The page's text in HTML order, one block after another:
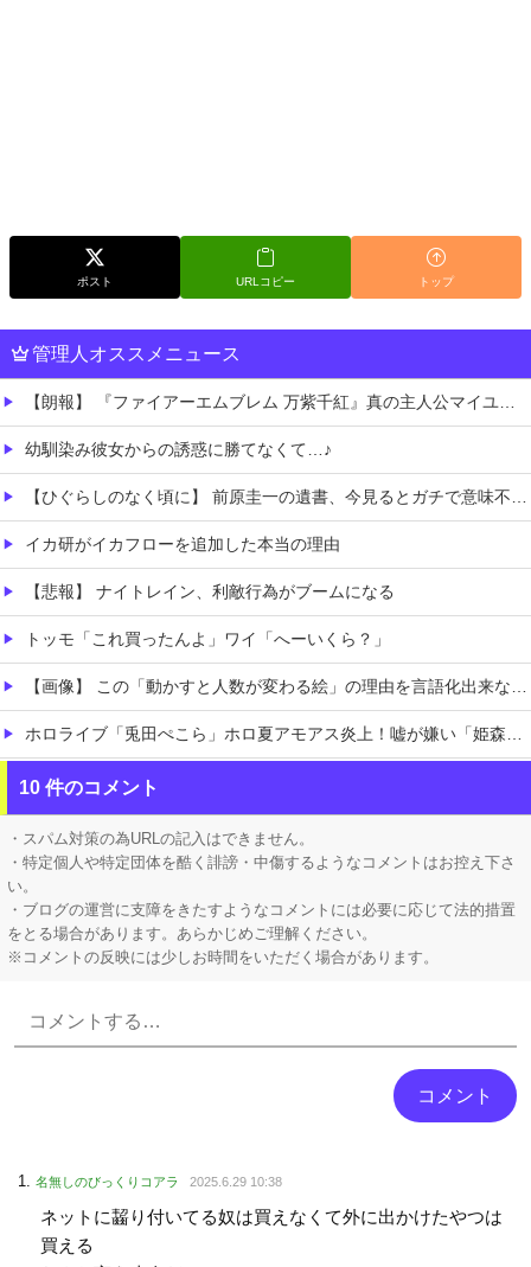
ポスト URLコピー トップ
管理人オススメニュース
【朗報】 『ファイアーエムブレム 万紫千紅』真の主人公マイユニはキャラメイクが可能
幼馴染み彼女からの誘惑に勝てなくて…♪
【ひぐらしのなく頃に】 前原圭一の遺書、今見るとガチで意味不明すぎるｗｗｗｗｗｗｗｗｗｗｗ
イカ研がイカフローを追加した本当の理由
【悲報】 ナイトレイン、利敵行為がブームになる
トッモ「これ買ったんよ」ワイ「へーいくら？」
【画像】 この「動かすと人数が変わる絵」の理由を言語化出来ない助けて
ホロライブ「兎田ぺこら」ホロ夏アモアス炎上！嘘が嫌い「姫森ルーナ」筋を通す「大空スバル」ケモミミリーグにコラボ被せることへ抗議の意思表示か
【悲報】 ジャンポケ斎藤さん、なんだか様子がおかしくなってしまった結果…←コレ逆に怖くね…？
【にじさんじ】 委員長、Claude Codeまで手出してるんか…『もう何でも作れそうやな』
10 件のコメント
・スパム対策の為URLの記入はできません。
・特定個人や特定団体を酷く誹謗・中傷するようなコメントはお控え下さ
い。
・ブログの運営に支障をきたすようなコメントには必要に応じて法的措置
をとる場合があります。あらかじめご理解ください。
※コメントの反映には少しお時間をいただく場合があります。
名無しのびっくりコアラ 2025.6.29 10:38
ネットに齧り付いてる奴は買えなくて外に出かけたやつは
買える